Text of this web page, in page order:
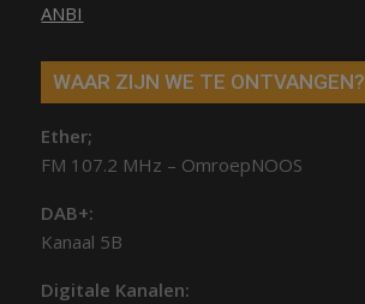
ANBI
WAAR ZIJN WE TE ONTVANGEN?
Ether;
FM 107.2 MHz – OmroepNOOS
DAB+:
Kanaal 5B
Digitale Kanalen: